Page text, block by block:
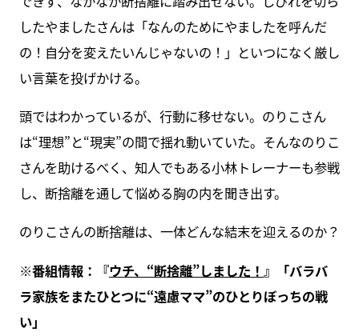
したやましたさんは「なんのためにやましたを呼んだ
の！自分を変えたいんじゃないの！」といつになく厳し
い言葉を投げかける。
頭ではわかっているが、行動に移せない。のりこさん
は“理想”と“現実”の間で揺れ動いていた。そんなのりこ
さんを助けるべく、知人でもある小林トレーナーも参戦
し、断捨離を通して悩める胸の内を聞き出す。
のりこさんの断捨離は、一体どんな結末を迎えるのか？
※番組情報：『ウチ、“断捨離”しました！ 』「バラバ
ラ家族をまたひとつに“遠慮ママ”のひとりぼっちの戦
い」